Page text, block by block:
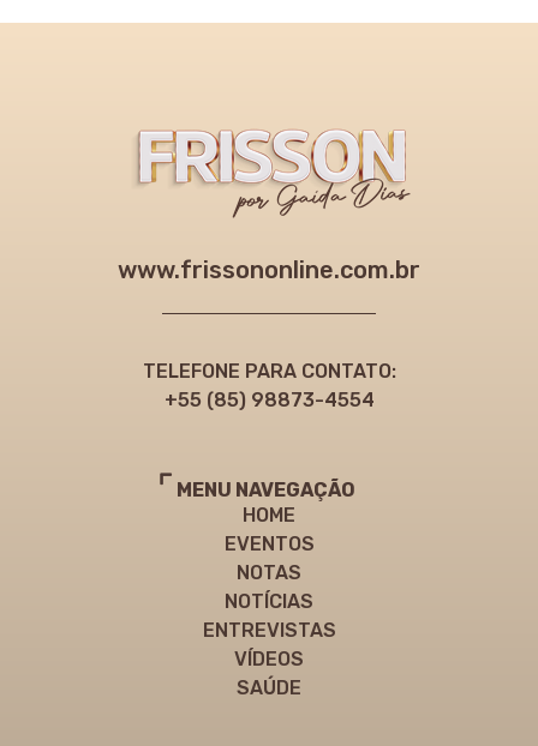
www.frissononline.com.br
TELEFONE PARA CONTATO:
+55 (85) 98873-4554
MENU NAVEGAÇÃO
HOME
EVENTOS
NOTAS
NOTÍCIAS
ENTREVISTAS
VÍDEOS
SAÚDE